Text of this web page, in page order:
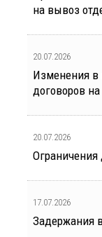
на вывоз
20.07.2026
Изменения в
договоров
20.07.2026
Ограничения
17.07.2026
Задержания